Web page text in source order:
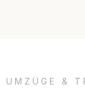
UMZÜGE &